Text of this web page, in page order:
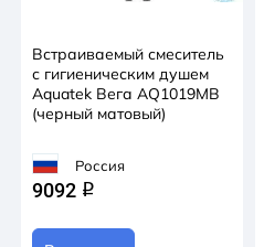
Встраиваемый смеситель
с гигиеническим душем
Aquatek Вега AQ1019MB
(черный матовый)
Россия
9092 q